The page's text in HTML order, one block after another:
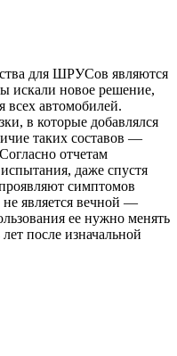
для ШРУСов являются
искали новое решение,
всех автомобилей.
в которые добавлялся
таких составов —
отчетам
даже спустя
симптомов
не является вечной —
ее нужно менять
после изначальной